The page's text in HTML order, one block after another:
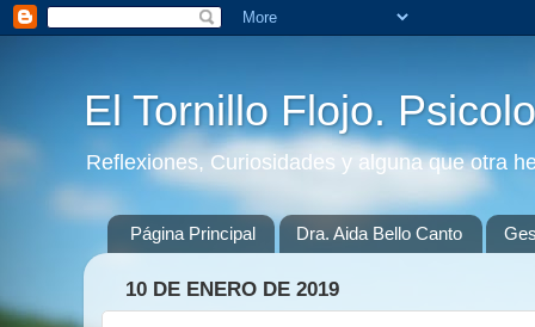
El Tornillo Flojo.
Reflexiones, Curiosidades y alguna que otra
Página Principal Dra. Aida Bello Canto
10 DE ENERO DE 2019